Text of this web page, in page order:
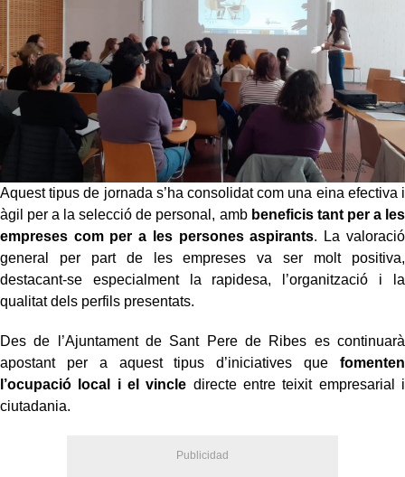
Aquest tipus de jornada s’ha consolidat com una eina efectiva i
àgil per a la selecció de personal, amb beneficis tant per a les
empreses com per a les persones aspirants. La valoració
general per part de les empreses va ser molt positiva,
destacant-se especialment la rapidesa, l’organització i la
qualitat dels perfils presentats.
Des de l’Ajuntament de Sant Pere de Ribes es continuarà
apostant per a aquest tipus d’iniciatives que fomenten
l’ocupació local i el vincle directe entre teixit empresarial i
ciutadania.